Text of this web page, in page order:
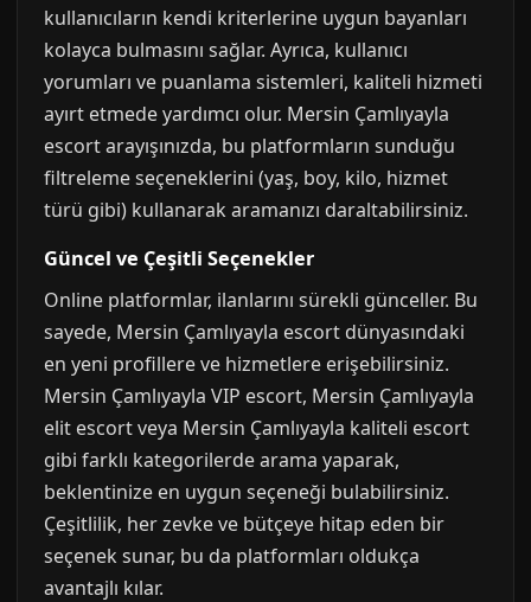
kullanıcıların kendi kriterlerine uygun bayanları
kolayca bulmasını sağlar. Ayrıca, kullanıcı
yorumları ve puanlama sistemleri, kaliteli hizmeti
ayırt etmede yardımcı olur. Mersin Çamlıyayla
escort arayışınızda, bu platformların sunduğu
filtreleme seçeneklerini (yaş, boy, kilo, hizmet
türü gibi) kullanarak aramanızı daraltabilirsiniz.
Güncel ve Çeşitli Seçenekler
Online platformlar, ilanlarını sürekli günceller. Bu
sayede, Mersin Çamlıyayla escort dünyasındaki
en yeni profillere ve hizmetlere erişebilirsiniz.
Mersin Çamlıyayla VIP escort, Mersin Çamlıyayla
elit escort veya Mersin Çamlıyayla kaliteli escort
gibi farklı kategorilerde arama yaparak,
beklentinize en uygun seçeneği bulabilirsiniz.
Çeşitlilik, her zevke ve bütçeye hitap eden bir
seçenek sunar, bu da platformları oldukça
avantajlı kılar.